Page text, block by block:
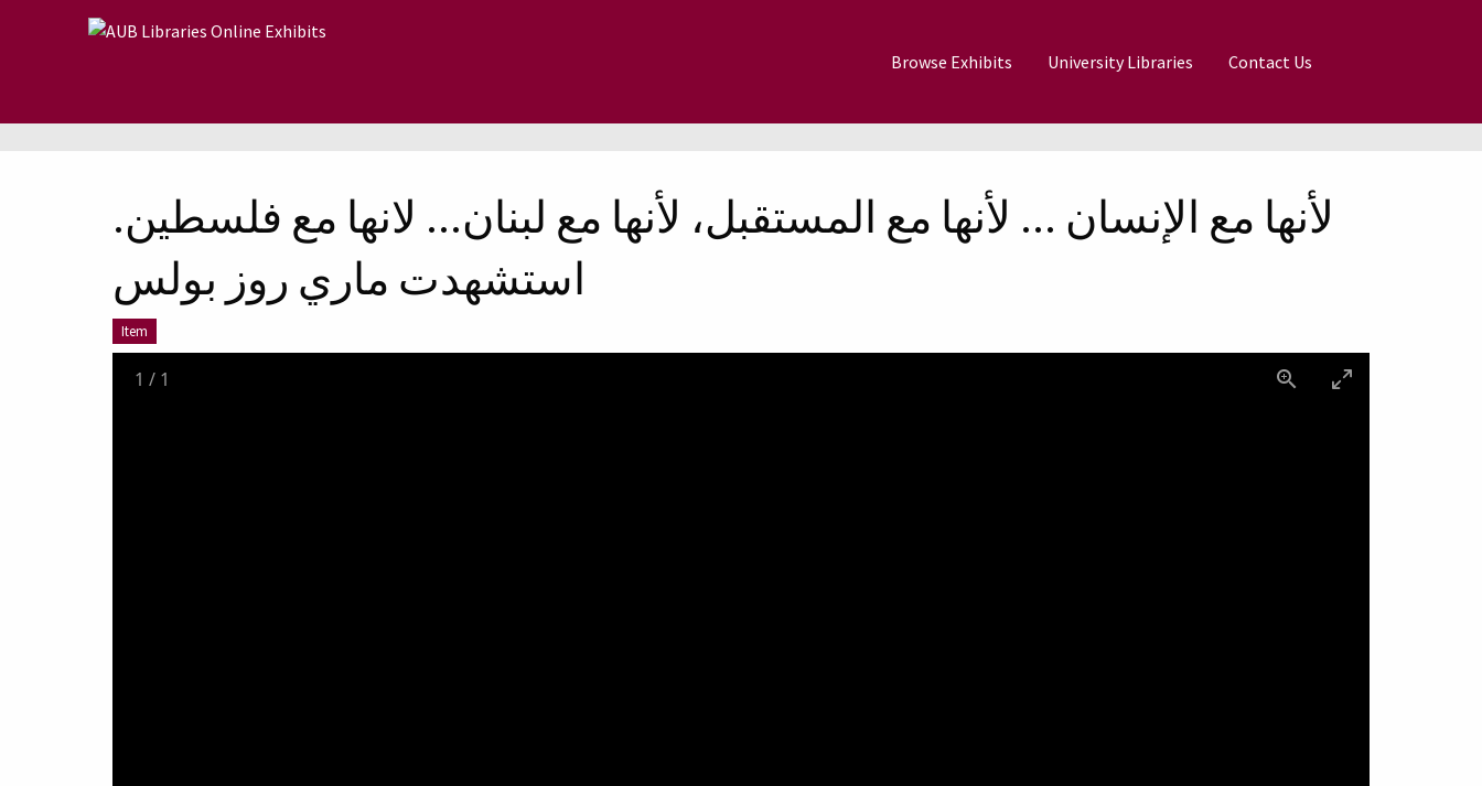
Skip to main content
Browse Exhibits University Libraries Contact Us
لأنها مع الإنسان ... لأنها مع المستقبل، لأنها مع لبنان... لانها مع فلسطين.
استشهدت ماري روز بولس
Item
1 / 1